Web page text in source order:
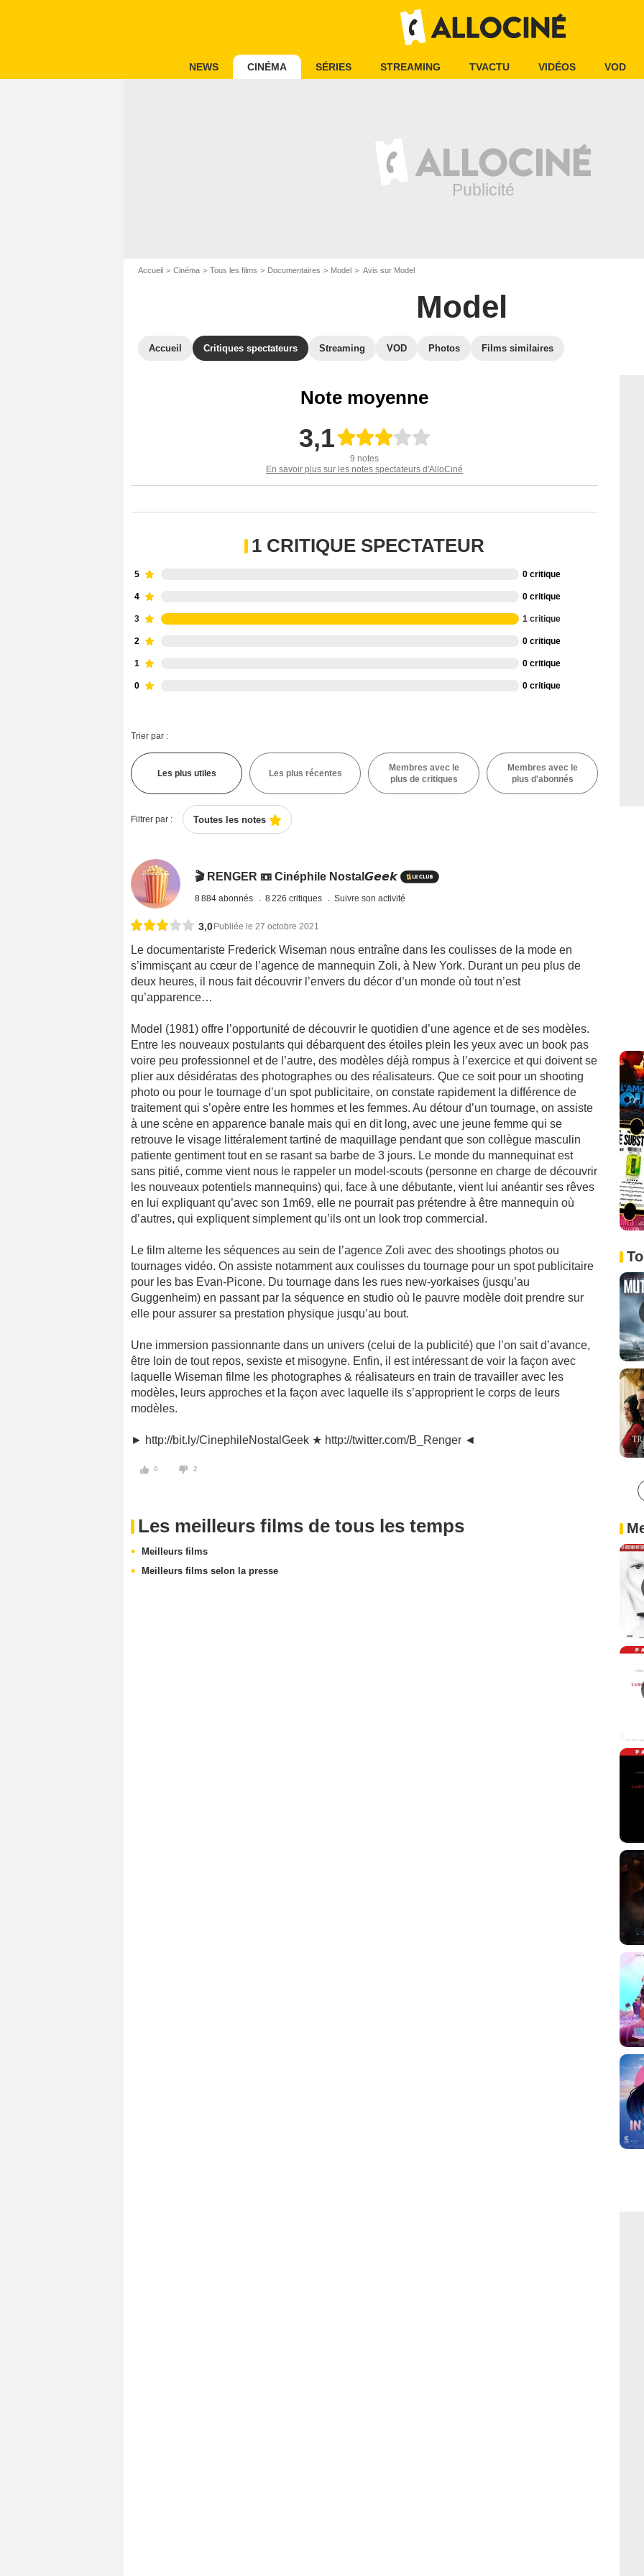
NEWS CINÉMA SÉRIES STREAMING TVACTU VIDÉOS VOD
Accueil Cinéma Tous les films Documentaires Model Avis sur Model
Model
Accueil Critiques spectateurs Streaming VOD Photos Films similaires
Note moyenne
3,1
9 notes
En savoir plus sur les notes spectateurs d'AlloCiné
1 CRITIQUE SPECTATEUR
5 0 critique
4 0 critique
3 1 critique
2 0 critique
1 0 critique
0 0 critique
Trier par :
Les plus utiles Les plus récentes
Membres avec le
plus de critiques
Membres avec le
plus d'abonnés
Filtrer par : Toutes les notes
🎬 RENGER 📼 Cinéphile Nostal𝙂𝙚𝙚𝙠
8 884 abonnés 8 226 critiques Suivre son activité
3,0 Publiée le 27 octobre 2021
Le documentariste Frederick Wiseman nous entraîne dans les coulisses de la mode en
s’immisçant au cœur de l’agence de mannequin Zoli, à New York. Durant un peu plus de
deux heures, il nous fait découvrir l’envers du décor d’un monde où tout n’est
qu’apparence…
Model (1981) offre l’opportunité de découvrir le quotidien d’une agence et de ses modèles.
Entre les nouveaux postulants qui débarquent des étoiles plein les yeux avec un book pas
voire peu professionnel et de l’autre, des modèles déjà rompus à l’exercice et qui doivent se
plier aux désidératas des photographes ou des réalisateurs. Que ce soit pour un shooting
photo ou pour le tournage d’un spot publicitaire, on constate rapidement la différence de
traitement qui s’opère entre les hommes et les femmes. Au détour d’un tournage, on assiste
à une scène en apparence banale mais qui en dit long, avec une jeune femme qui se
retrouve le visage littéralement tartiné de maquillage pendant que son collègue masculin
patiente gentiment tout en se rasant sa barbe de 3 jours. Le monde du mannequinat est
sans pitié, comme vient nous le rappeler un model-scouts (personne en charge de découvrir
les nouveaux potentiels mannequins) qui, face à une débutante, vient lui anéantir ses rêves
en lui expliquant qu’avec son 1m69, elle ne pourrait pas prétendre à être mannequin où
d’autres, qui expliquent simplement qu’ils ont un look trop commercial.
Le film alterne les séquences au sein de l’agence Zoli avec des shootings photos ou
tournages vidéo. On assiste notamment aux coulisses du tournage pour un spot publicitaire
pour les bas Evan-Picone. Du tournage dans les rues new-yorkaises (jusqu’au
Guggenheim) en passant par la séquence en studio où le pauvre modèle doit prendre sur
elle pour assurer sa prestation physique jusqu’au bout.
Une immersion passionnante dans un univers (celui de la publicité) que l’on sait d’avance,
être loin de tout repos, sexiste et misogyne. Enfin, il est intéressant de voir la façon avec
laquelle Wiseman filme les photographes & réalisateurs en train de travailler avec les
modèles, leurs approches et la façon avec laquelle ils s’approprient le corps de leurs
modèles.
► http://bit.ly/CinephileNostalGeek ★ http://twitter.com/B_Renger ◄
0 2
Les meilleurs films de tous les temps
Meilleurs films
Meilleurs films selon la presse